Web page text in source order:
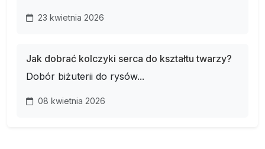
23 kwietnia 2026
Jak dobrać kolczyki serca do kształtu twarzy?
Dobór biżuterii do rysów...
08 kwietnia 2026